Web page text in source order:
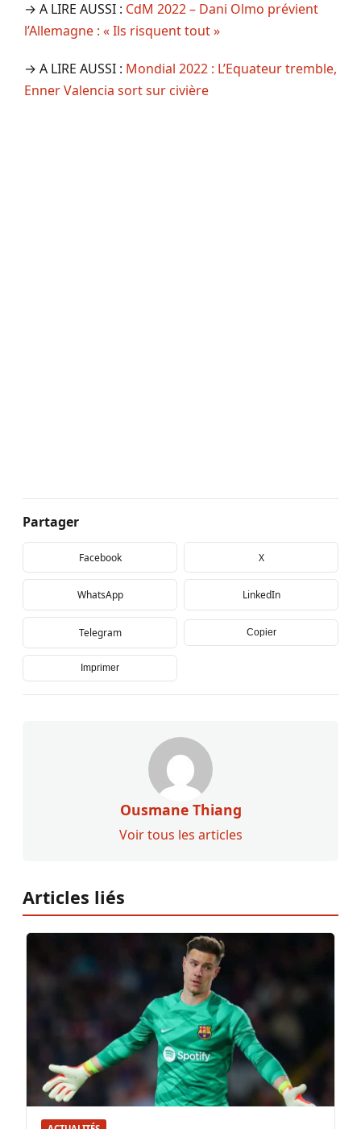
→ A LIRE AUSSI : CdM 2022 – Dani Olmo prévient
l’Allemagne : « Ils risquent tout »
→ A LIRE AUSSI : Mondial 2022 : L’Equateur tremble,
Enner Valencia sort sur civière
Partager
Facebook X
WhatsApp LinkedIn
Telegram Copier
Imprimer
Ousmane Thiang
Voir tous les articles
Articles liés